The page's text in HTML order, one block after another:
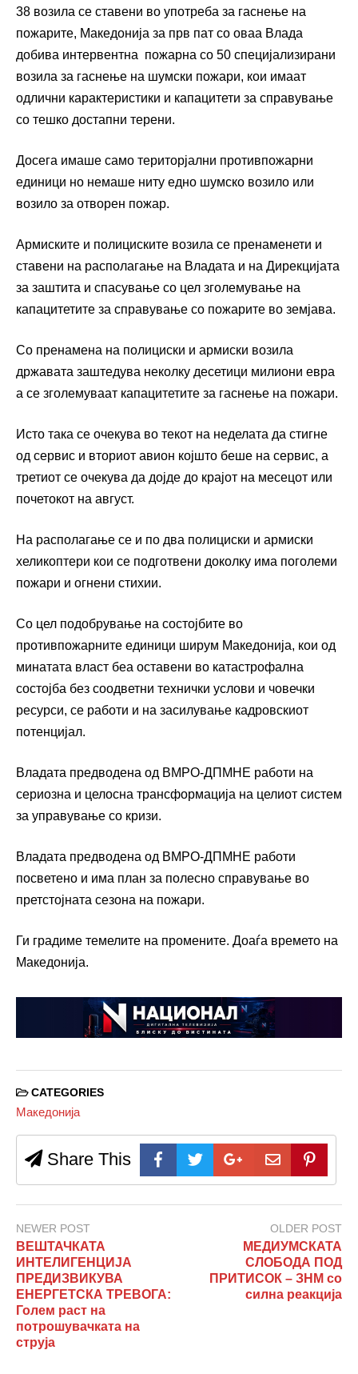
38 возила се ставени во употреба за гаснење на
пожарите, Македонија за прв пат со оваа Влада
добива интервентна пожарна со 50 специјализирани
возила за гаснење на шумски пожари, кои имаат
одлични карактеристики и капацитети за справување
со тешко достапни терени.
Досега имаше само територјални противпожарни
единици но немаше ниту едно шумско возило или
возило за отворен пожар.
Армиските и полициските возила се пренаменети и
ставени на располагање на Владата и на Дирекцијата
за заштита и спасување со цел зголемување на
капацитетите за справување со пожарите во земјава.
Со пренамена на полициски и армиски возила
државата заштедува неколку десетици милиони евра
а се зголемуваат капацитетите за гаснење на пожари.
Исто така се очекува во текот на неделата да стигне
од сервис и вториот авион којшто беше на сервис, а
третиот се очекува да дојде до крајот на месецот или
почетокот на август.
На располагање се и по два полициски и армиски
хеликоптери кои се подготвени доколку има поголеми
пожари и огнени стихии.
Со цел подобрување на состојбите во
противпожарните единици ширум Македонија, кои од
минатата власт беа оставени во катастрофална
состојба без соодветни технички услови и човечки
ресурси, се работи и на засилување кадровскиот
потенцијал.
Владата предводена од ВМРО-ДПМНЕ работи на
сериозна и целосна трансформација на целиот систем
за управување со кризи.
Владата предводена од ВМРО-ДПМНЕ работи
посветено и има план за полесно справување во
претстојната сезона на пожари.
Ги градиме темелите на промените. Доаѓа времето на
Македонија.
CATEGORIES
Македонија
Share This
NEWER POST
ВЕШТАЧКАТА
ИНТЕЛИГЕНЦИЈА
ПРЕДИЗВИКУВА
ЕНЕРГЕТСКА ТРЕВОГА:
Голем раст на
потрошувачката на
струја
OLDER POST
МЕДИУМСКАТА
СЛОБОДА ПОД
ПРИТИСОК – ЗНМ со
силна реакција